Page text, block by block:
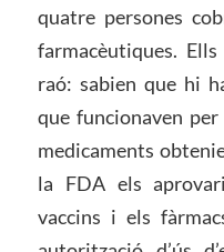
quatre persones
farmacèutiques.
raó: sabien que hi
que funcionaven
medicaments
la FDA els
vaccins i els